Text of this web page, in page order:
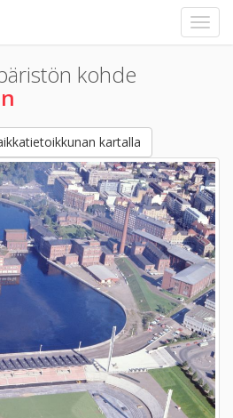
kohde
kartalla